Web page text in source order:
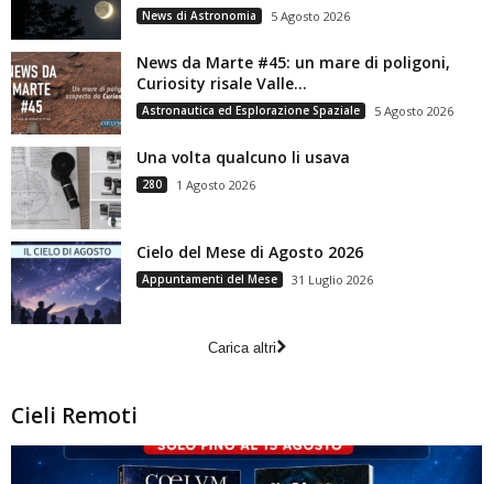
News di Astronomia 5 Agosto 2026
News da Marte #45: un mare di poligoni,
Curiosity risale Valle...
Astronautica ed Esplorazione Spaziale 5 Agosto 2026
Una volta qualcuno li usava
280 1 Agosto 2026
Cielo del Mese di Agosto 2026
Appuntamenti del Mese 31 Luglio 2026
Carica altri
Cieli Remoti